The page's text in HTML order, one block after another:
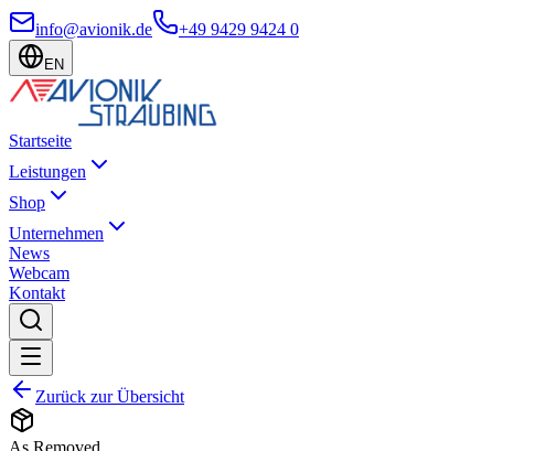
info@avionik.de +49 9429 9424 0
EN
Startseite
Leistungen
Shop
Unternehmen
News
Webcam
Kontakt
Zurück zur Übersicht
As Removed